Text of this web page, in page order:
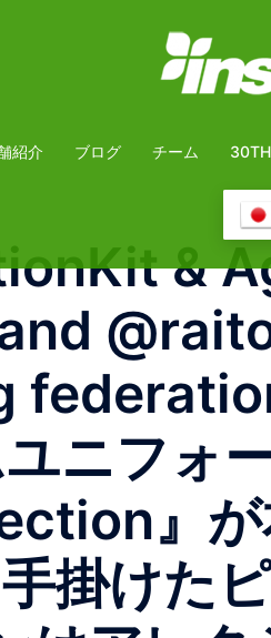
紹介 ブログ チーム 30TH
&
ニフォ
』が
掛けた